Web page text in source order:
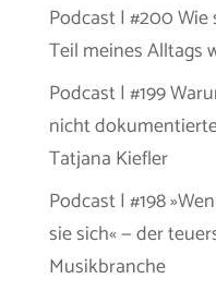
Podcast | #200 Wie
Teil meines Alltags
Podcast | #199
nicht
Tatjana Kiefler
Podcast | #198
sie sich« — der
Musikbranche